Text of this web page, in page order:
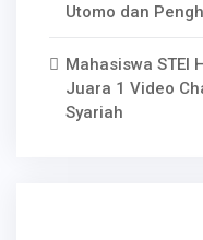
Utomo dan
Mahasiswa STEI
Juara 1 Video
Syariah